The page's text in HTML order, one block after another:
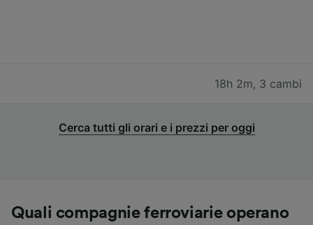
18h 2m, 3 cambi
Cerca tutti gli orari e i prezzi per oggi
Quali compagnie ferroviarie operano